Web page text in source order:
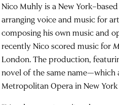
Nico Muhlyis a New
arranging voice and music for
composing his own music and
recently Nico scored music for
London. The production,
novel of the same name—which
Metropolitan Opera in New